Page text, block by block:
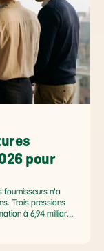
pour
fournisseurs n'a
Trois pressions
à 6,94 milliards
2026 qui